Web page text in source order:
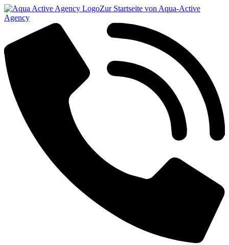
Zur Startseite von Aqua-Active
Agency